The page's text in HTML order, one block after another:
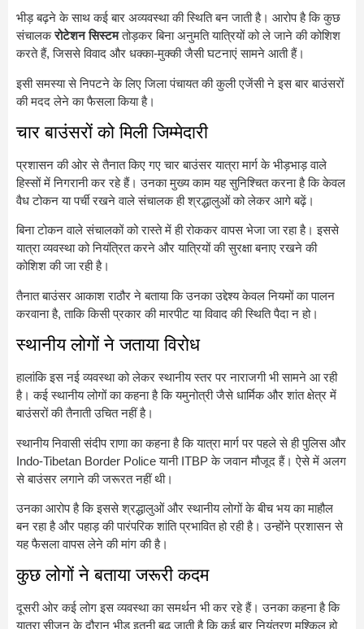
भीड़ बढ़ने के साथ कई बार अव्यवस्था की स्थिति बन जाती है। आरोप है कि कुछ
संचालकरोटेशन सिस्टमतोड़कर बिना अनुमति यात्रियों को ले जाने की कोशिश
करते हैं, जिससे विवाद और धक्का-मुक्की जैसी घटनाएं सामने आती हैं।
इसी समस्या से निपटने के लिए जिला पंचायत की कुली एजेंसी ने इस बार बाउंसरों
की मदद लेने का फैसला किया है।
चार बाउंसरों को मिली जिम्मेदारी
प्रशासन की ओर से तैनात किए गए चार बाउंसर यात्रा मार्ग के भीड़भाड़ वाले
हिस्सों में निगरानी कर रहे हैं। उनका मुख्य काम यह सुनिश्चित करना है कि केवल
वैध टोकन या पर्ची रखने वाले संचालक ही श्रद्धालुओं को लेकर आगे बढ़ें।
बिना टोकन वाले संचालकों को रास्ते में ही रोककर वापस भेजा जा रहा है। इससे
यात्रा व्यवस्था को नियंत्रित करने और यात्रियों की सुरक्षा बनाए रखने की
कोशिश की जा रही है।
तैनात बाउंसर आकाश राठौर ने बताया कि उनका उद्देश्य केवल नियमों का पालन
करवाना है, ताकि किसी प्रकार की मारपीट या विवाद की स्थिति पैदा न हो।
स्थानीय लोगों ने जताया विरोध
हालांकि इस नई व्यवस्था को लेकर स्थानीय स्तर पर नाराजगी भी सामने आ रही
है। कई स्थानीय लोगों का कहना है कि यमुनोत्री जैसे धार्मिक और शांत क्षेत्र में
बाउंसरों की तैनाती उचित नहीं है।
स्थानीय निवासी संदीप राणा का कहना है कि यात्रा मार्ग पर पहले से ही पुलिस और
Indo-Tibetan Border Policeयानी ITBP के जवान मौजूद हैं। ऐसे में अलग
से बाउंसर लगाने की जरूरत नहीं थी।
उनका आरोप है कि इससे श्रद्धालुओं और स्थानीय लोगों के बीच भय का माहौल
बन रहा है और पहाड़ की पारंपरिक शांति प्रभावित हो रही है। उन्होंने प्रशासन से
यह फैसला वापस लेने की मांग की है।
कुछ लोगों ने बताया जरूरी कदम
दूसरी ओर कई लोग इस व्यवस्था का समर्थन भी कर रहे हैं। उनका कहना है कि
यात्रा सीजन के दौरान भीड़ इतनी बढ़ जाती है कि कई बार नियंत्रण मुश्किल हो